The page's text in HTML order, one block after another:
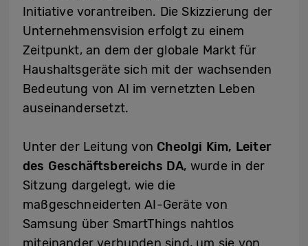
Initiative vorantreiben. Die Skizzierung der
Unternehmensvision erfolgt zu einem
Zeitpunkt, an dem der globale Markt für
Haushaltsgeräte sich mit der wachsenden
Bedeutung von AI im vernetzten Leben
auseinandersetzt.
Unter der Leitung von Cheolgi Kim, Leiter
des Geschäftsbereichs DA, wurde in der
Sitzung dargelegt, wie die
maßgeschneiderten AI-Geräte von
Samsung über SmartThings nahtlos